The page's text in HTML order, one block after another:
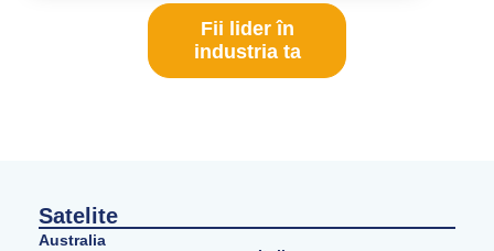
Fii lider în
industria ta
Satelite
Australia